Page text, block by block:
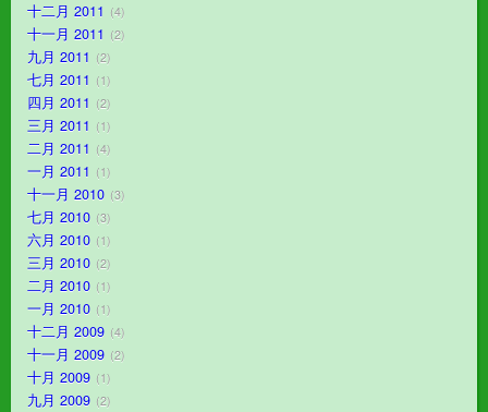
十二月 2011 4
十一月 2011 2
九月 2011 2
七月 2011 1
四月 2011 2
三月 2011 1
二月 2011 4
一月 2011 1
十一月 2010 3
七月 2010 3
六月 2010 1
三月 2010 2
二月 2010 1
一月 2010 1
十二月 2009 4
十一月 2009 2
十月 2009 1
九月 2009 2